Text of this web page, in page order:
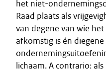
het niet-
Raad plaats als
van degene van wie
afkomstig is én
lichaam. A contrario: